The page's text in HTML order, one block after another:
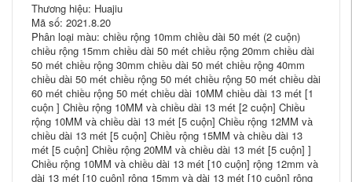
Thương hiệu: Huajiu
Mã số: 2021.8.20
Phân loại màu: chiều rộng 10mm chiều dài 50 mét (2 cuộn)
chiều rộng 15mm chiều dài 50 mét chiều rộng 20mm chiều dài
50 mét chiều rộng 30mm chiều dài 50 mét chiều rộng 40mm
chiều dài 50 mét chiều rộng 50 mét chiều rộng 50 mét chiều dài
60 mét chiều rộng 50 mét chiều dài 10MM chiều dài 13 mét [1
cuộn ] Chiều rộng 10MM và chiều dài 13 mét [2 cuộn] Chiều
rộng 10MM và chiều dài 13 mét [5 cuộn] Chiều rộng 12MM và
chiều dài 13 mét [5 cuộn] Chiều rộng 15MM và chiều dài 13
mét [5 cuộn] Chiều rộng 20MM và chiều dài 13 mét [5 cuộn] ]
Chiều rộng 10MM và chiều dài 13 mét [10 cuộn] rộng 12mm và
dài 13 mét [10 cuộn] rộng 15mm và dài 13 mét [10 cuộn] rộng